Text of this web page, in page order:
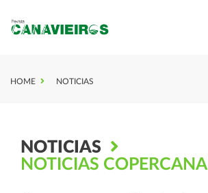
HOME NOTICIAS
NOTICIAS
NOTICIAS COPERCANA